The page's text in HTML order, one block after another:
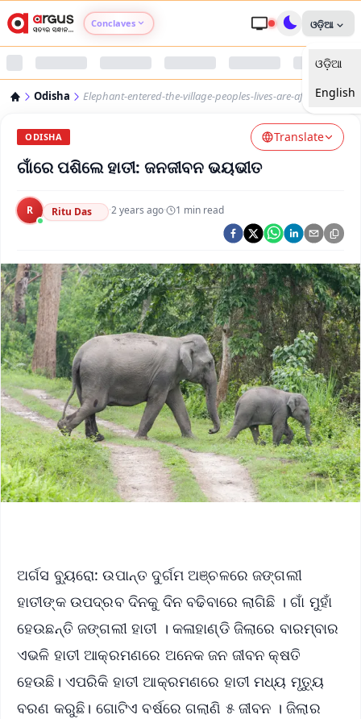
Conclaves
Argus Nari Shakti
Argus Swaad Odisha
Argus Chalo Dekhein Apna Desh
ଓଡ଼ିଆ
ଓଡ଼ିଆ
English
Odisha Elephant-entered-the-village-peoples-lives-are-afraid
ODISHA Translate
ଗାଁରେ ପଶିଲେ ହାତୀ: ଜନଜୀବନ ଭୟଭୀତ
R Ritu Das ·2 years ago· 1 min read
ଅର୍ଗସ ବ୍ୟୁରୋ: ଉପାନ୍ତ ଦୁର୍ଗମ ଅଞ୍ଚଳରେ ଜଙ୍ଗଲୀ
ହାତୀଙ୍କ ଉପଦ୍ରବ ଦିନକୁ ଦିନ ବଢିବାରେ ଲାଗିଛି । ଗାଁ ମୁହାଁ
ହେଉଛନ୍ତି ଜଙ୍ଗଲୀ ହାତୀ । କଳାହାଣ୍ଡି ଜିଲାରେ ବାରମ୍ବାର
ଏଭଳି ହାତୀ ଆକ୍ରମଣରେ ଅନେକ ଜନ ଜୀବନ କ୍ଷତି
ହେଉଛି। ଏପରିକି ହାତୀ ଆକ୍ରମଣରେ ହାତୀ ମଧ୍ୟ ମୃତ୍ୟୁ
ବରଣ କରୁଛି। ଗୋଟିଏ ବର୍ଷରେ ଗଲାଣି ୫ ଜୀବନ । ଜିଲାର